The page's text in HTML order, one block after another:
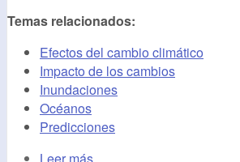
Temas relacionados:
Efectos del cambio climático
Impacto de los cambios
Inundaciones
Océanos
Predicciones